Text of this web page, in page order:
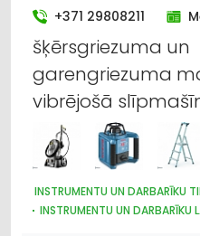
+371 29808211
šķērsgriezuma un
garengriezuma
vibrējošā
INSTRUMENTU UN DARBARĪKU
INSTRUMENTU UN DARBARĪKU